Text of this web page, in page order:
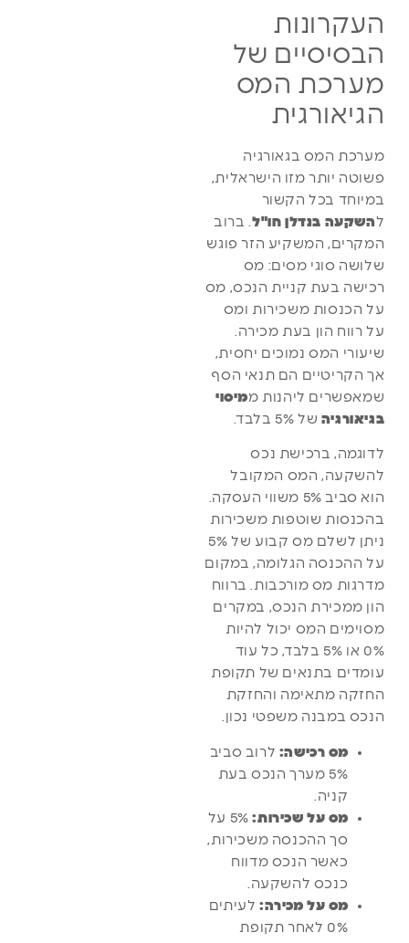
העקרונות
הבסיסיים של
מערכת המס
הגיאורגית
מערכת המס בגאורגיה
פשוטה יותר מזו הישראלית,
במיוחד בכל הקשור
להשקעה בנדלן חו"ל . ברוב
המקרים, המשקיע הזר פוגש
שלושה סוגי מסים: מס
רכישה בעת קניית הנכס, מס
על הכנסות משכירות ומס
על רווח הון בעת מכירה.
שיעורי המס נמוכים יחסית,
אך הקריטיים הם תנאי הסף
שמאפשרים ליהנות ממיסוי
בגיאורגיה של 5% בלבד.
לדוגמה, ברכישת נכס
להשקעה, המס המקובל
הוא סביב 5% משווי העסקה.
בהכנסות שוטפות משכירות
ניתן לשלם מס קבוע של 5%
על ההכנסה הגלומה, במקום
מדרגות מס מורכבות. ברווח
הון ממכירת הנכס, במקרים
מסוימים המס יכול להיות
0% או 5% בלבד, כל עוד
עומדים בתנאים של תקופת
החזקה מתאימה והחזקת
הנכס במבנה משפטי נכון.
מס רכישה: לרוב סביב
5% מערך הנכס בעת
קניה.
מס על שכירות:
5% על
סך ההכנסה משכירות,
כאשר הנכס מדווח
כנכס להשקעה.
מס על מכירה: לעיתים
0% לאחר תקופת